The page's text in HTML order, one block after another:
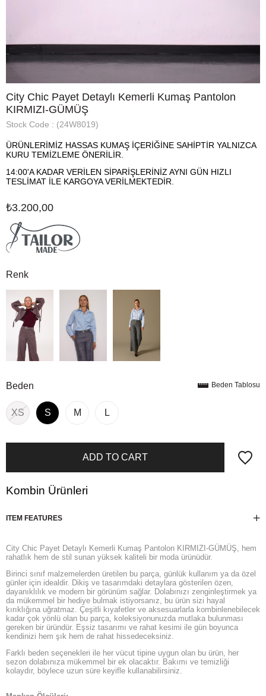
City Chic Payet Detaylı Kemerli Kumaş Pantolon
KIRMIZI-GÜMÜŞ
Stock Code (24W8019)
ÜRÜNLERİMİZ HASSAS KUMAŞ İÇERİĞİNE SAHİPTİR YALNIZCA
KURU TEMİZLEME ÖNERİLİR.
14:00'A KADAR VERİLEN SİPARİŞLERİNİZ AYNI GÜN HIZLI
TESLİMAT İLE KARGOYA VERİLMEKTEDİR.
₺3.200,00
Renk
Beden
XS S M L
Beden Tablosu
ITEM FEATURES
City Chic Payet Detaylı Kemerli Kumaş Pantolon KIRMIZI-GÜMÜŞ, hem
rahatlık hem de stil sunan yüksek kaliteli bir moda ürünüdür.
Birinci sınıf malzemelerden üretilen bu parça, günlük kullanım ya da özel
günler için idealdir. Dikiş ve tasarımdaki detaylara gösterilen özen,
dayanıklılık ve modern bir görünüm sağlar. Dolabınızı zenginleştirmek ya
da mükemmel bir hediye bulmak istiyorsanız, bu ürün sizi hayal
kırıklığına uğratmaz. Çeşitli kıyafetler ve aksesuarlarla kombinlenebilecek
kadar çok yönlü olan bu parça, koleksiyonunuzda mutlaka bulunması
gereken bir üründür. Eşsiz tasarımı ve rahat kesimi ile gün boyunca
kendinizi hem şık hem de rahat hissedeceksiniz.
Farklı beden seçenekleri ile her vücut tipine uygun olan bu ürün, her
sezon dolabınıza mükemmel bir ek olacaktır. Bakımı ve temizliği
kolaydır, böylece uzun süre keyifle kullanabilirsiniz.
Kombin Ürünleri